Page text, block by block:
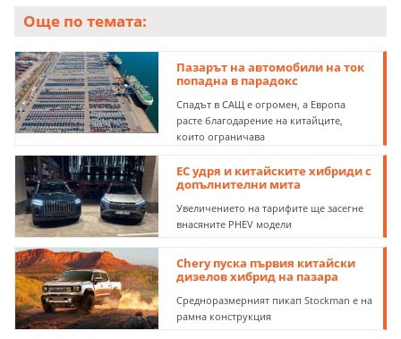
Още по темата:
Пазарът на автомобили на ток
попадна в парадокс
Спадът в САЩ е огромен, а Европа
расте благодарение на китайците,
които ограничава
EС удря и китайските хибриди с
допълнителни мита
Увеличението на тарифите ще засегне
внасяните PHEV модели
Chery пуска първия китайски
дизелов хибрид на пазара
Средноразмерният пикап Stockman е на
рамна конструкция